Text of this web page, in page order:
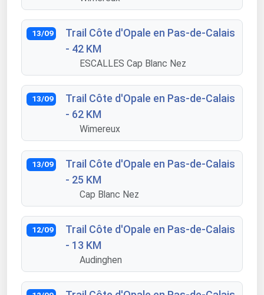
13/09
Trail Côte d'Opale en Pas-de-Calais
- 42 KM
ESCALLES Cap Blanc Nez
13/09
Trail Côte d'Opale en Pas-de-Calais
- 62 KM
Wimereux
13/09
Trail Côte d'Opale en Pas-de-Calais
- 25 KM
Cap Blanc Nez
12/09
Trail Côte d'Opale en Pas-de-Calais
- 13 KM
Audinghen